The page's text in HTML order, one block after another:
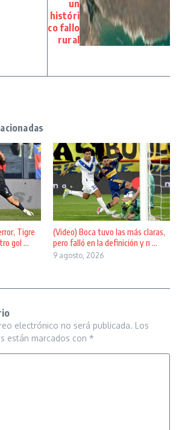
un
históri
co fallo
rural
Tigre
gol ...
(Video) Boca tuvo las más claras,
pero falló en la definición y n ...
9 agosto, 2026
electrónico no será publicada. Los
están marcados con *